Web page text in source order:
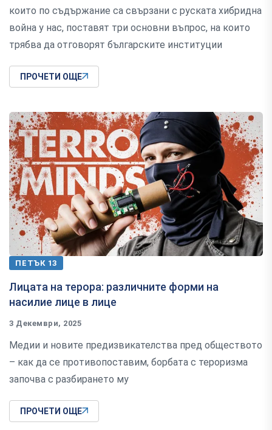
които по съдържание са свързани с руската хибридна
война у нас, поставят три основни въпрос, на които
трябва да отговорят българските институции
ПРОЧЕТИ ОЩЕ
ПЕТЪК 13
Лицата на терора: различните форми на
насилие лице в лице
3 Декември, 2025
Медии и новите предизвикателства пред обществото
– как да се противопоставим, борбата с тероризма
започва с разбирането му
ПРОЧЕТИ ОЩЕ